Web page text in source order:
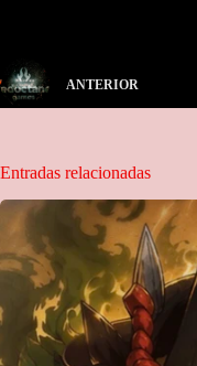
ANTERIOR
Entradas relacionadas